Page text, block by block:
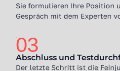
Sie formulieren Ihre Position
Gespräch mit dem Experten
03
Abschluss und
Der letzte Schritt ist die